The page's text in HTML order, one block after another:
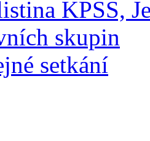
KPSS,
skupin
setkání